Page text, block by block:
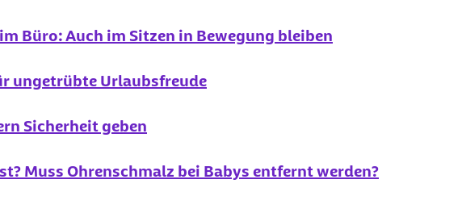
Büro: Auch im Sitzen in Bewegung bleiben
ungetrübte Urlaubsfreude
Sicherheit geben
Muss Ohrenschmalz bei Babys entfernt werden?